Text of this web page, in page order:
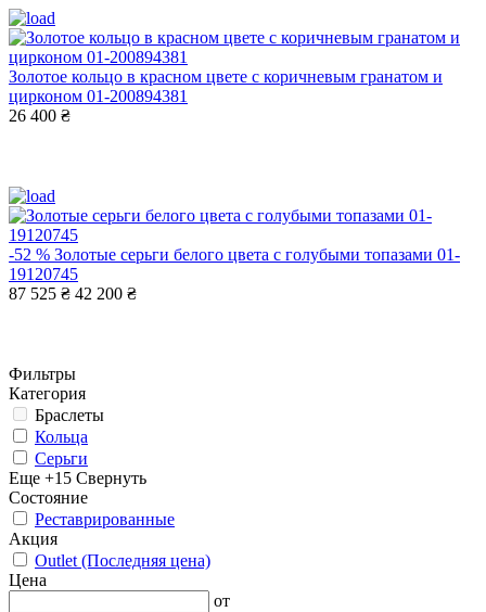
Золотое кольцо в красном цвете с коричневым гранатом и
цирконом 01-200894381
26 400 ₴
-52 % Золотые серьги белого цвета с голубыми топазами 01-
19120745
87 525 ₴ 42 200 ₴
Фильтры
Категория
Браслеты
Кольца
Серьги
Еще +15 Свернуть
Состояние
Реставрированные
Акция
Outlet (Последняя цена)
Цена
от